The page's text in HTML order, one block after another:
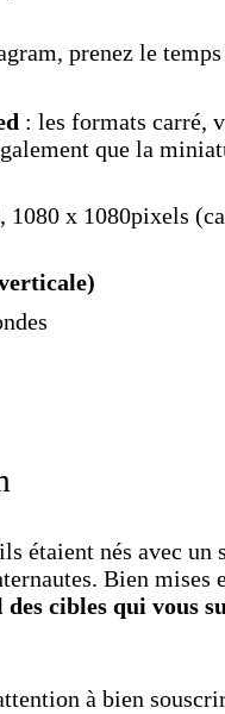
prenez le temps
: les formats carré,
que la
1080 x 1080pixels
étaient nés avec un
Bien mises
cibles qui vous
à bien